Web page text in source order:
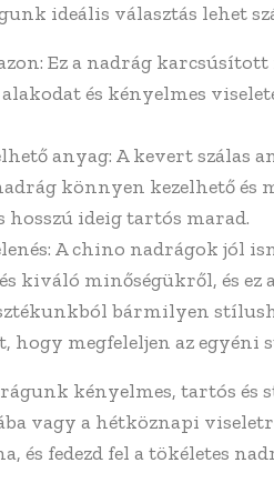
ideális választás lehet
Ez a nadrág karcsúsított
és kényelmes
anyag: A kevert szálas
könnyen kezelhető és
hosszú ideig tartós marad.
A chino nadrágok jól
kiváló minőségükről, és ez
bármilyen
hogy megfeleljen az egyéni
kényelmes, tartós és
vagy a hétköznapi
és fedezd fel a tökéletes